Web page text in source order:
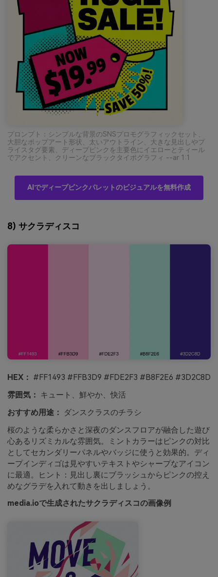
プロンプト：シンプルな背景のSNSプロモグラフィックセット、
大胆なポップアート形状、太いアウトライン、大きな見出しやプ
ライスタグ要素、ディープピンクを主要色にイエローとティール
でアクセント、クリーンなブラックタイポグラフィ --ar 1:1
AIでディープピンクパレットのビジュアルを無料作成
8) サクラディスコ
HEX： #FF1493 #FFB3D9 #FDE2F3 #B8F2E6 #3D2C8D
雰囲気： キュート、鮮やか、快活
おすすめ用途：
ダンスクラスのチラシ
桜のような柔らかさと深夜のダンスフロアが融合した遊び
心あるリズミカルな雰囲気。ミントカラーはピンクの対比
としてセカンダリーパネルやバッジに使うと効果的。ディ
ープインディゴは見やすいテキストやシャープなアイコン
に最適。ヒント：見出し裏にブラッシュからピンクの控え
めなグラデを入れて動きを出しましょう。
media.ioで生成されたサクラディスコの画像例